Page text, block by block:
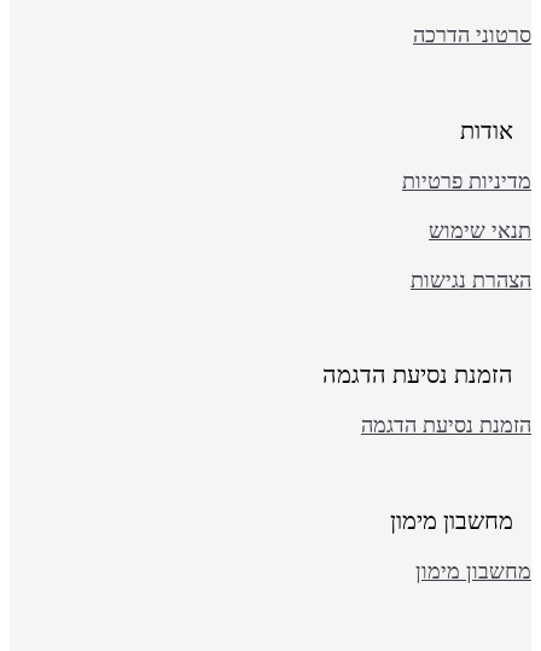
הדרכה
אודות
פרטיות
שימוש
נגישות
הזמנת נסיעת הדגמה
נסיעת הדגמה
מחשבון מימון
מימון